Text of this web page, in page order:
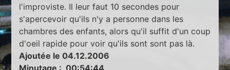
l'improviste. Il leur faut 10 secondes pour
s'apercevoir qu'ils n'y a personne dans les
chambres des enfants, alors qu'il suffit d'un coup
d'oeil rapide pour voir qu'ils sont sont pas là.
Ajoutée le 04.12.2006
Minutage : 00:54:44